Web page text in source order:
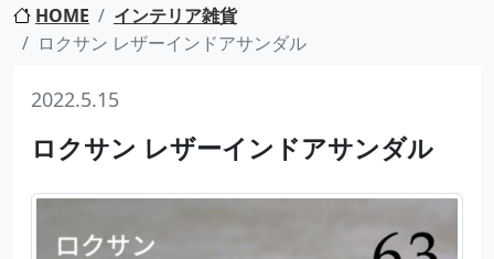
HOME
インテリア雑貨
ロクサン レザーインドアサンダル
2022.5.15
ロクサン レザーインドアサンダル